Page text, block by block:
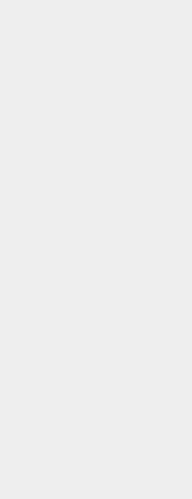
Lintas di Jalan